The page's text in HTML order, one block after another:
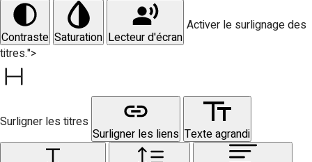
Contraste Saturation Lecteur d'écran
Activer le surlignage des
titres.">
Surligner les titres
Surligner les liens Texte agrandi